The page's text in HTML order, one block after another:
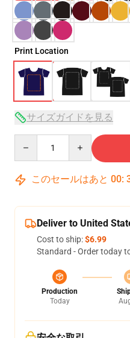
Print Location
サイズガイドを見る
このセールはあと 00:
Deliver to United
Cost to ship:$6.99
Standard - Order today
Production
Today